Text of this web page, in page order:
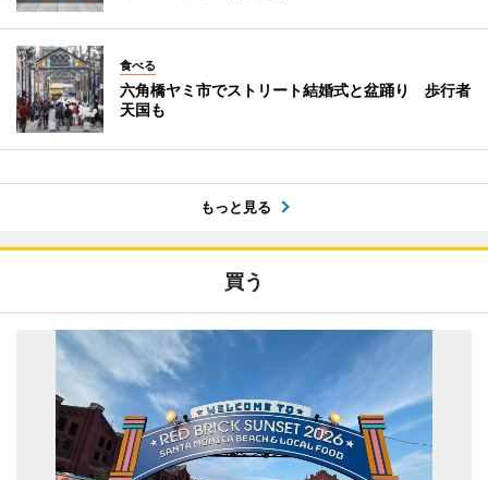
食べる
六角橋ヤミ市でストリート結婚式と盆踊り 歩行者
天国も
もっと見る
買う